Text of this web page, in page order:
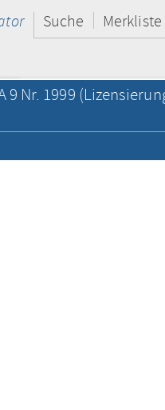
Suche Merkliste
9 Nr. 1999